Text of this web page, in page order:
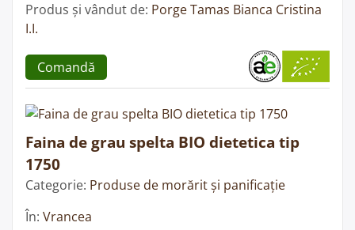
Produs și vândut de: Porge Tamas Bianca Cristina
I.I.
Comandă
Faina de grau spelta BIO dietetica tip
1750
Categorie: Produse de morărit și panificație
În: Vrancea